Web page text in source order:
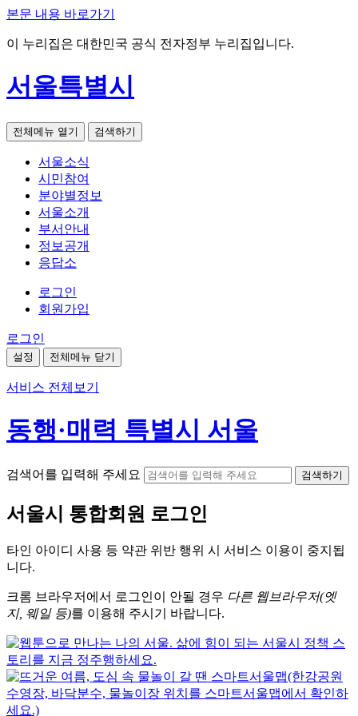
본문 내용 바로가기
이 누리집은 대한민국 공식 전자정부 누리집입니다.
서울특별시
전체메뉴 열기 검색하기
서울소식
시민참여
분야별정보
서울소개
부서안내
정보공개
응답소
로그인
회원가입
로그인
설정 전체메뉴 닫기
서비스 전체보기
동행·매력 특별시 서울
검색어를 입력해 주세요 검색하기
서울시 통합회원 로그인
타인 아이디 사용 등 약관 위반 행위 시 서비스 이용이 중지됩
니다.
크롬 브라우저에서 로그인이 안될 경우 다른 웹브라우저(엣
지, 웨일 등)를 이용해 주시기 바랍니다.